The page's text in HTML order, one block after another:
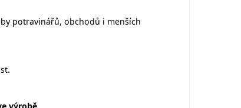
potravinářů, obchodů i menších
výrobě.